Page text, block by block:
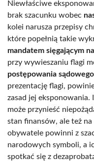
Niewłaściwe
brak szacunku wobec
kolei narusza przepisy
które popełnią takie
mandatem sięgającym
przy wywieszaniu flagi
postępowania sądowego
prezentację flagi,
zasad jej
może przynieść
stan finansów, ale też na
obywatele powinni z
narodowych symboli, a
spotkać się z